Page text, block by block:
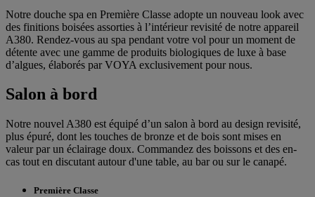
Notre douche spa en Première Classe adopte un nouveau look avec
des finitions boisées assorties à l’intérieur revisité de notre appareil
A380. Rendez-vous au spa pendant votre vol pour un moment de
détente avec une gamme de produits biologiques de luxe à base
d’algues, élaborés par VOYA exclusivement pour nous.
Salon à bord
Notre nouvel A380 est équipé d’un salon à bord au design revisité,
plus épuré, dont les touches de bronze et de bois sont mises en
valeur par un éclairage doux. Commandez des boissons et des en-
cas tout en discutant autour d'une table, au bar ou sur le canapé.
Première Classe